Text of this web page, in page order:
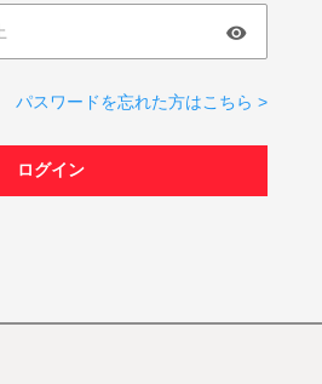
パスワードを忘れた方はこちら >
ログイン